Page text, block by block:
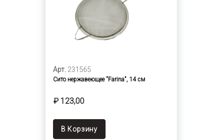
Арт. 231565
Сито нержавеющее "Farina", 14 см
₽ 123,00
В Корзину